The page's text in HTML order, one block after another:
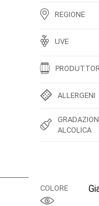
REGIONE
UVE
ALLERGENI
ALCOLICA
COLORE